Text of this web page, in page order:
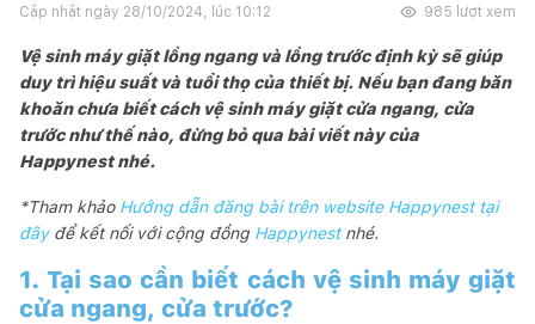
Cập nhật ngày 28/10/2024, lúc 10:12 985 lượt xem
Vệ sinh máy giặt lồng ngang và lồng trước định kỳ sẽ giúp
duy trì hiệu suất và tuổi thọ của thiết bị. Nếu bạn đang băn
khoăn chưa biết cách vệ sinh máy giặt cửa ngang, cửa
trước như thế nào, đừng bỏ qua bài viết này của
Happynest nhé.
*Tham khảo Hướng dẫn đăng bài trên website Happynest tại
đâyđể kết nối với cộng đồng Happynest nhé.
1. Tại sao cần biết cách vệ sinh máy giặt
cửa ngang, cửa trước?